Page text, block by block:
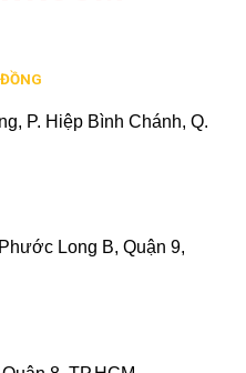
P. Hiệp Bình Chánh, Q.
Long B, Quận 9,